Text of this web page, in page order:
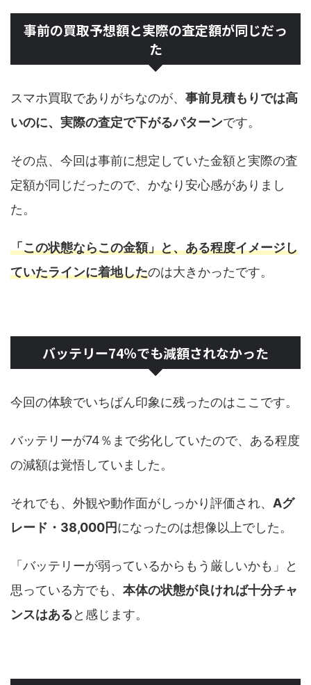
事前の買取予想額と実際の査定額が同じだっ
た
スマホ買取でありがちなのが、 事前見積もりでは高
いのに、実際の査定で下がるパターンです。
その点、今回は事前に想定していた金額と実際の査
定額が同じだったので、かなり安心感がありまし
た。
「この状態ならこの金額」と、ある程度イメージし
ていたラインに着地したのは大きかったです。
バッテリー74％でも減額されなかった
今回の体験でいちばん印象に残ったのはここです。
バッテリーが74％まで劣化していたので、ある程度
の減額は覚悟していました。
それでも、外観や動作面がしっかり評価され、 Aグ
レード・38,000円になったのは想像以上でした。
「バッテリーが弱っているからもう厳しいかも」と
思っている方でも、 本体の状態が良ければ十分チャ
ンスはあると感じます。